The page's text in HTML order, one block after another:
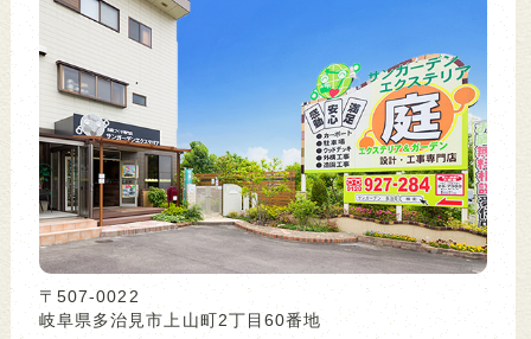
〒507-0022
岐阜県多治見市上山町2丁目60番地